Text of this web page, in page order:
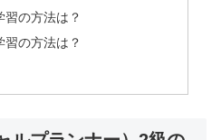
習の方法は？
習の方法は？